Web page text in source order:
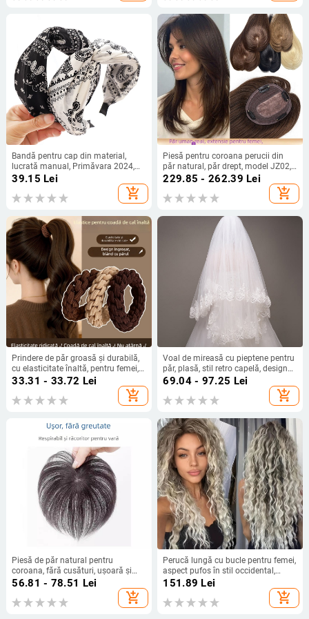
Bandă pentru cap din material,
lucrată manual, Primăvara 2024,
Stil Chinez Nou
39.15 Lei
add_shopping_cart
Piesă pentru coroana perucii din
păr natural, păr drept, model JZ02,
cu mecanism de prindere, pentru
229.85 - 262.39 Lei
add_shopping_cart
Prindere de păr groasă și durabilă,
cu elasticitate înaltă, pentru femei,
model 2026, potrivită pentru coafuri
înalte, bandă de păr și accesoriu
pentru păr
33.31 - 33.72 Lei
add_shopping_cart
Voal de mireasă cu pieptene pentru
păr, plasă, stil retro capelă, design
inspirat de coroană
69.04 - 97.25 Lei
add_shopping_cart
Piesă de păr natural pentru
coroana, fără cusături, ușoară și
subțire, acoperire într-o singură
56.81 - 78.51 Lei
add_shopping_cart
Perucă lungă cu bucle pentru femei,
aspect pufos în stil occidental,
bucle inspirate din Africa, fibre
151.89 Lei
add_shopping_cart